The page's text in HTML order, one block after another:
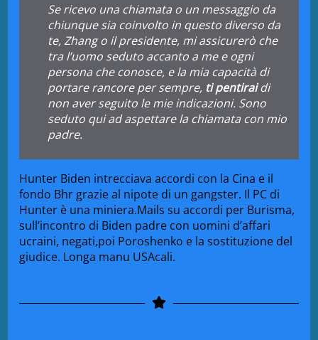
Se ricevo una chiamata o un messaggio da
chiunque sia coinvolto in questo diverso da
te, Zhang o il presidente, mi assicurerò che
tra l’uomo seduto accanto a me e ogni
persona che conosce, e la mia capacità di
portare rancore per sempre, ti pentiraidi
non aver seguito le mie indicazioni. Sono
seduto qui ad aspettare la chiamata con mio
padre.
Hunter Biden intrecciava accordi con la Cina e il
fondo Bhr grazie al nipote di un gangster. Il PC di
Hunter è una miniera.Mails su accordi per Burisma,
sull’incontro di Biden padre con uomini d’affari
ucraini, negati,poi Poroshenko e la sostituzione del
giudice. Longa manu USAcali.